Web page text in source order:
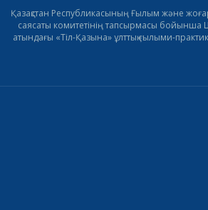
Қазақстан Республикасының Ғылым және
саясаты комитетінің тапсырмасы
атындағы «Тіл-Қазына» ұлттық ғылыми-